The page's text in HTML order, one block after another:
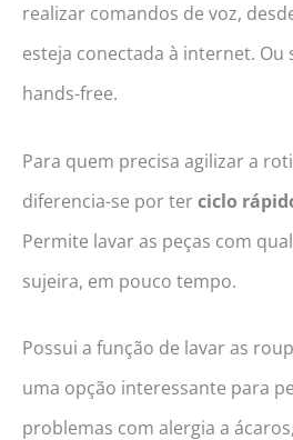
realizar comandos de voz,
esteja conectada à internet. Ou
hands-free.
Para quem precisa agilizar a
diferencia-se por terciclo
Permite lavar as peças com
sujeira, em pouco tempo.
Possui a função de lavar as
uma opção interessante para
problemas com alergia a